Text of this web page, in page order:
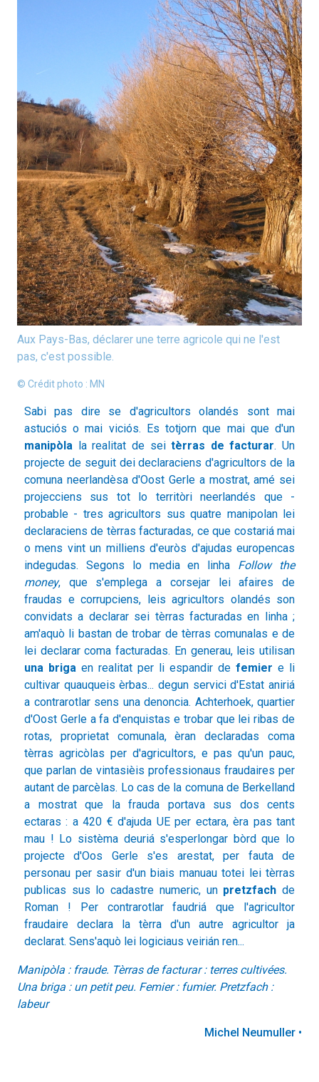
Aux Pays-Bas, déclarer une terre agricole qui ne l'est
pas, c'est possible.
© Crédit photo : MN
Sabi pas dire se d'agricultors olandés sont mai
astuciós o mai viciós. Es totjorn que mai que d'un
manipòla la realitat de seitèrras de facturar. Un
projecte de seguit dei declaraciens d'agricultors de la
comuna neerlandèsa d'Oost Gerle a mostrat, amé sei
projecciens sus tot lo territòri neerlandés que -
probable - tres agricultors sus quatre manipolan lei
declaraciens de tèrras facturadas, ce que costariá mai
o mens vint un milliens d'euròs d'ajudas europencas
indegudas. Segons lo media en linha Follow the
money, que s'emplega a corsejar lei afaires de
fraudas e corrupciens, leis agricultors olandés son
convidats a declarar sei tèrras facturadas en linha ;
am'aquò li bastan de trobar de tèrras comunalas e de
lei declarar coma facturadas. En generau, leis utilisan
una briga en realitat per li espandir de femier e li
cultivar quauqueis èrbas... degun servici d'Estat aniriá
a contrarotlar sens una denoncia. Achterhoek, quartier
d'Oost Gerle a fa d'enquistas e trobar que lei ribas de
rotas, proprietat comunala, èran declaradas coma
tèrras agricòlas per d'agricultors, e pas qu'un pauc,
que parlan de vintasièis professionaus fraudaires per
autant de parcèlas. Lo cas de la comuna de Berkelland
a mostrat que la frauda portava sus dos cents
ectaras : a 420 € d'ajuda UE per ectara, èra pas tant
mau ! Lo sistèma deuriá s'esperlongar bòrd que lo
projecte d'Oos Gerle s'es arestat, per fauta de
personau per sasir d'un biais manuau totei lei tèrras
publicas sus lo cadastre numeric, un pretzfachde
Roman ! Per contrarotlar faudriá que l'agricultor
fraudaire declara la tèrra d'un autre agricultor ja
declarat. Sens'aquò lei logiciaus veirián ren...
Manipòla : fraude. Tèrras de facturar : terres cultivées.
Una briga : un petit peu. Femier : fumier. Pretzfach :
labeur
Michel Neumuller •